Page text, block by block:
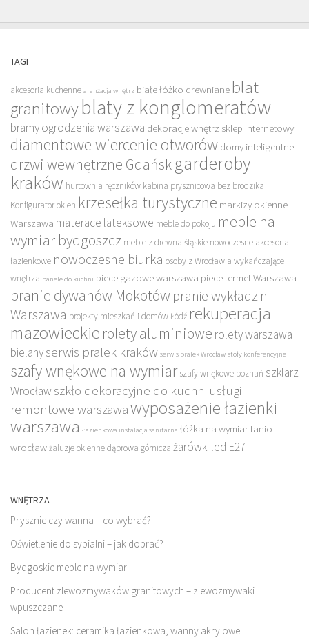
TAGI
akcesoria kuchenne aranżacja wnętrz białe łóżko drewniane blat
granitowyblaty z konglomeratów
bramy ogrodzenia warszawa dekoracje wnętrz sklep internetowy
diamentowe wiercenie otworów domy inteligentne
drzwi wewnętrzne Gdańsk garderoby
kraków hurtownia ręczników kabina prysznicowa bez brodzika
Konfigurator okien krzesełka turystyczne markizy okienne
Warszawa materace lateksowe meble do pokoju meble na
wymiar bydgoszcz meble z drewna śląskie nowoczesne akcesoria
łazienkowe nowoczesne biurka osoby z Wrocławia wykańczające
wnętrza panele do kuchni piece gazowe warszawa piece termet Warszawa
pranie dywanów Mokotów pranie wykładzin
Warszawa projekty mieszkań i domów Łódź rekuperacja
mazowieckie rolety aluminiowe rolety warszawa
bielanyserwis pralek kraków serwis pralek Wrocław stoły konferencyjne
szafy wnękowe na wymiar szafy wnękowe poznań szklarz
Wrocław szkło dekoracyjne do kuchni usługi
remontowe warszawawyposażenie łazienki
warszawa Łazienkowa instalacja sanitarna łóżka na wymiar tanio
wrocławżaluzje okienne dąbrowa górnicza żarówki led E27
WNĘTRZA
Prysznic czy wanna – co wybrać?
Oświetlenie do sypialni – jak dobrać?
Bydgoskie meble na wymiar
Producent zlewozmywaków granitowych – zlewozmywaki
wpuszczane
Salon łazienek: ceramika łazienkowa, wanny akrylowe